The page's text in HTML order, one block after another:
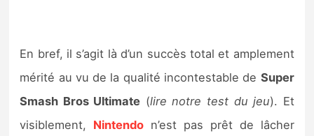
En bref, il s’agit là d’un succès total et amplement
mérité au vu de la qualité incontestable de Super
Smash Bros Ultimate (lire notre test du jeu). Et
visiblement, Nintendo n’est pas prêt de lâcher